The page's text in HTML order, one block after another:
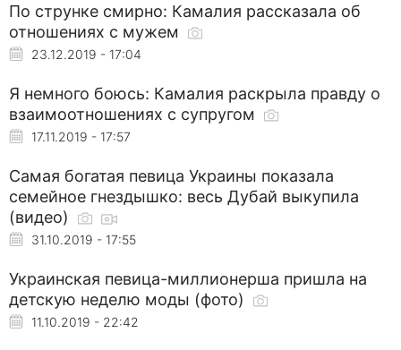
По струнке смирно: Камалия рассказала об
отношениях с мужем
23.12.2019 - 17:04
Я немного боюсь: Камалия раскрыла правду о
взаимоотношениях с супругом
17.11.2019 - 17:57
Самая богатая певица Украины показала
семейное гнездышко: весь Дубай выкупила
(видео)
31.10.2019 - 17:55
Украинская певица-миллионерша пришла на
детскую неделю моды (фото)
11.10.2019 - 22:42